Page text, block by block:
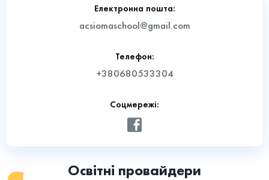
Електронна пошта:
acsiomaschool@gmail.com
Телефон:
+380680533304
Соцмережі:
Освітні провайдери